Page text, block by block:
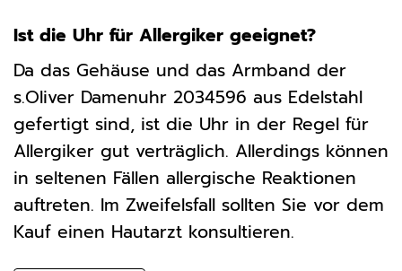
Ist die Uhr für Allergiker geeignet?
Da das Gehäuse und das Armband der
s.Oliver Damenuhr 2034596 aus Edelstahl
gefertigt sind, ist die Uhr in der Regel für
Allergiker gut verträglich. Allerdings können
in seltenen Fällen allergische Reaktionen
auftreten. Im Zweifelsfall sollten Sie vor dem
Kauf einen Hautarzt konsultieren.